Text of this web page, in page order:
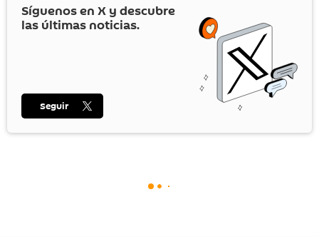
Síguenos en X y descubre
las últimas noticias.
Seguir